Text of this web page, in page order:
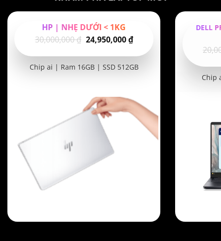
HP | NHẸ DƯỚI < 1KG
30,000,000₫ Giá
là:
24,950,000₫Giá
hiện
tại
Chip ai | Ram 16GB | SSD 512GB
DELL
Chip